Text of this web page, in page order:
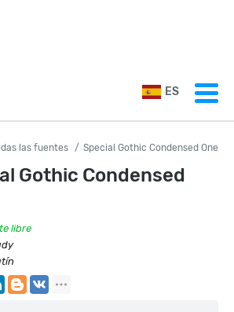
ES
las fuentes Special Gothic Condensed One
Gothic Condensed
libre